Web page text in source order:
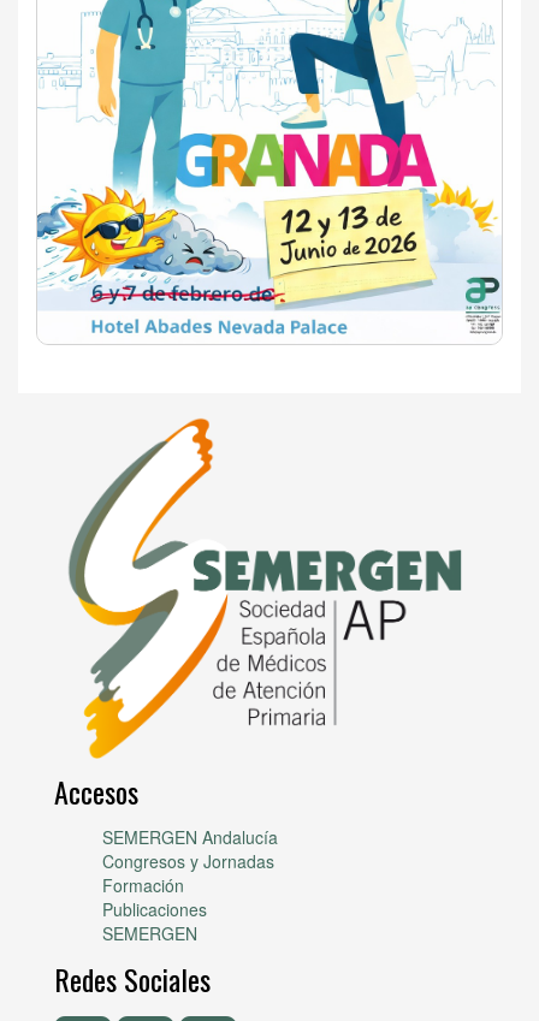
Accesos
SEMERGEN Andalucía
Congresos y Jornadas
Formación
Publicaciones
SEMERGEN
Redes Sociales